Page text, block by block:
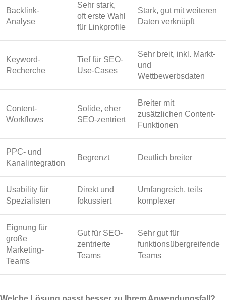
Backlink-
Analyse
Sehr stark,
oft erste Wahl
für Linkprofile
Stark, gut mit weiteren
Daten verknüpft
Keyword-
Recherche
Tief für SEO-
Use-Cases
Sehr breit, inkl. Markt-
und
Wettbewerbsdaten
Content-
Workflows
Solide, eher
SEO-zentriert
Breiter mit
zusätzlichen Content-
Funktionen
PPC- und
Kanalintegration
Begrenzt Deutlich breiter
Usability für
Spezialisten
Direkt und
fokussiert
Umfangreich, teils
komplexer
Eignung für
große
Marketing-
Teams
Gut für SEO-
zentrierte
Teams
Sehr gut für
funktionsübergreifende
Teams